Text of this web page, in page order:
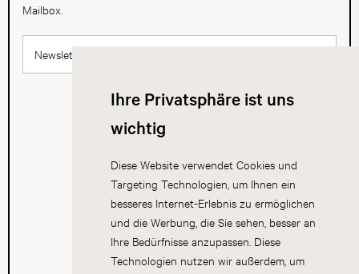
Ihre Privatsphäre ist uns
wichtig
Diese Website verwendet Cookies und
Targeting Technologien, um Ihnen ein
besseres Internet-Erlebnis zu ermöglichen
und die Werbung, die Sie sehen, besser an
Ihre Bedürfnisse anzupassen. Diese
Technologien nutzen wir außerdem, um
Mailbox.
Newsletter abonnieren